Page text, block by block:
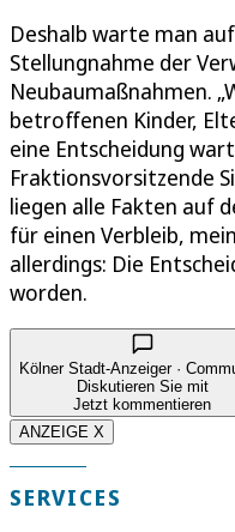
Deshalb warte man
Stellungnahme der
Neubaumaßnahmen.
betroffenen Kinder,
eine Entscheidung
Fraktionsvorsitzende
liegen alle Fakten auf
für einen Verbleib,
allerdings: Die
worden.
Kölner Stadt-Anzeiger ·
Diskutieren Sie mit
Jetzt kommentieren
ANZEIGE X
SERVICES